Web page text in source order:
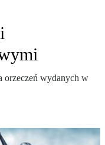
orzeczeń wydanych w